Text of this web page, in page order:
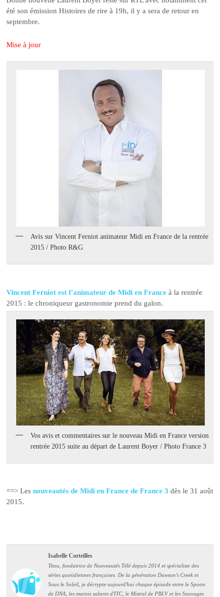
été son émission Histoires de rire à 19h, il y a sera de retour en
septembre.
Mise à jour
Avis sur Vincent Ferniot animateur Midi en France de la rentrée
2015 / Photo R&G
Vincent Ferniot est l’animateur de Midi en Franceà la rentrée
2015 : le chroniqueur gastronomie prend du galon.
Vos avis et commentaires sur le nouveau Midi en France version
rentrée 2015 suite au départ de Laurent Boyer / Photo France 3
==> Lesnouveautés de Midi en France de France 3 dès le 31 août
2015.
Isabelle Corteilles
Titou, fondatrice de Nouveautés Télé depuis 2014 et spécialiste des
séries quotidiennes françaises. De la génération Dawson's Creek et
Sous le Soleil, je décrypte aujourd'hui chaque épisode entre le Spoon
de DNA, les marais salants d'ITC, le Mistral de PBLV et les Sauvages